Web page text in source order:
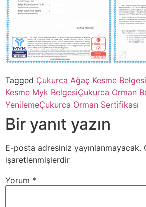
Tagged Çukurca Ağaç Kesme Belgesi
Kesme Myk BelgesiÇukurca Orman
YenilemeÇukurca Orman Sertifikası
Bir yanıt yazın
E-posta adresiniz yayınlanmayacak.
işaretlenmişlerdir
Yorum *